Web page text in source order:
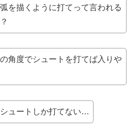
を描くように打てって言われる
角度でシュートを打てば入りや
ュートしか打てない…